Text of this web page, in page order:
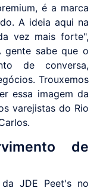
é a marca
A ideia aqui na
vez mais forte",
gente sabe que o
de conversa,
Trouxemos
essa imagem da
varejistas do Rio
de
JDE Peet's no